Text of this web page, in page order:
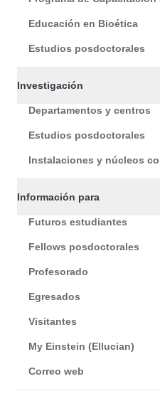
Educación en Bioética
Estudios posdoctorales
Investigación
Departamentos y centros
Estudios posdoctorales
Instalaciones y núcleos
Información para
Futuros estudiantes
Fellows posdoctorales
Profesorado
Egresados
Visitantes
My Einstein (Ellucian)
Correo web